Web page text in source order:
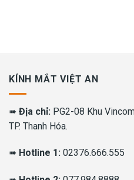
KÍNH MẮT VIỆT AN
➠ Địa chỉ: PG2-08 Khu
TP. Thanh Hóa.
➠ Hotline 1: 02376.666.555